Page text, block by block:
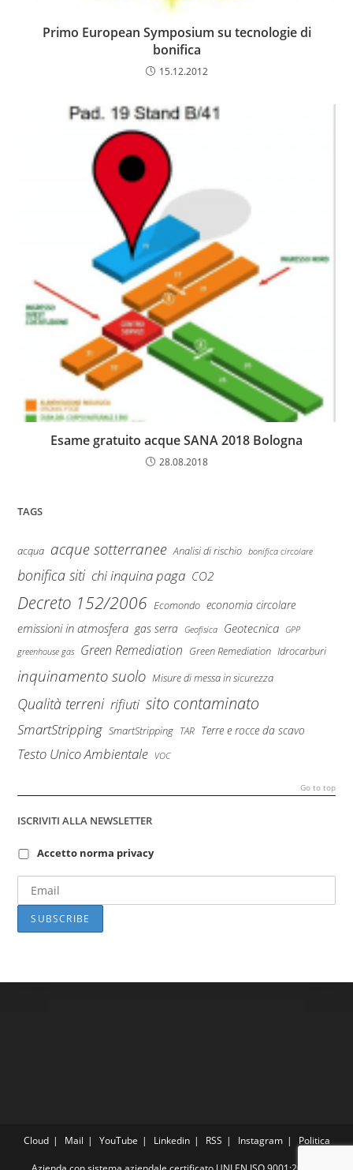
Primo European Symposium su tecnologie di
bonifica
15.12.2012
Esame gratuito acque SANA 2018 Bologna
28.08.2018
TAGS
acqua acque sotterranee Analisi di rischio bonifica circolare
bonifica siti chi inquina paga CO2
Decreto 152/2006 Ecomondo economia circolare
emissioni in atmosfera gas serra Geofisica Geotecnica GPP
greenhouse gas Green Remediation Green Remediation Idrocarburi
inquinamento suolo Misure di messa in sicurezza
Qualità terreni rifiuti sito contaminato
SmartStripping SmartStripping TAR Terre e rocce da scavo
Testo Unico Ambientale VOC
Go to top
ISCRIVITI ALLA NEWSLETTER
Accetto norma privacy
Cloud Mail YouTube Linkedin RSS Instagram Politica